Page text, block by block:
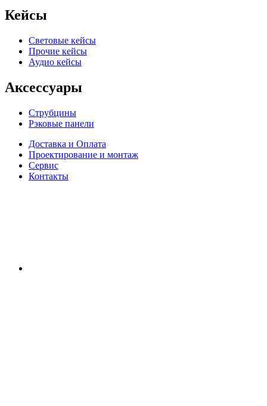
Кейсы
Световые кейсы
Прочие кейсы
Аудио кейсы
Аксессуары
Струбцины
Рэковые панели
Доставка и Оплата
Проектирование и монтаж
Сервис
Контакты